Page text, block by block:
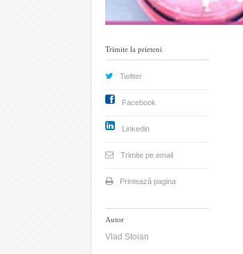
Trimite la prieteni
Twitter
Facebook
Linkedin
Trimite pe email
Printează pagina
Autor
Vlad Stoian